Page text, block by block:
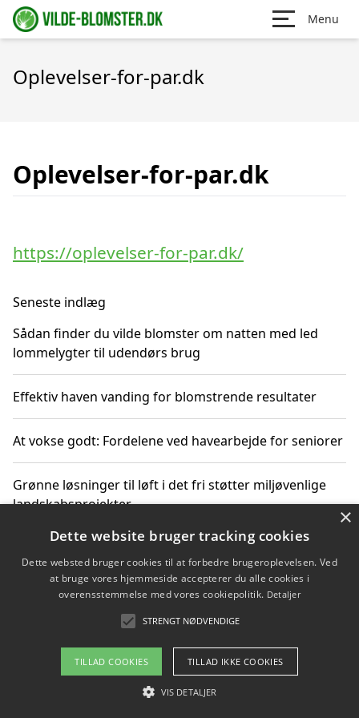
Menu
Oplevelser-for-par.dk
Oplevelser-for-par.dk
https://oplevelser-for-par.dk/
Seneste indlæg
Sådan finder du vilde blomster om natten med led
lommelygter til udendørs brug
Effektiv haven vanding for blomstrende resultater
At vokse godt: Fordelene ved havearbejde for seniorer
Grønne løsninger til løft i det fri støtter miljøvenlige
landskabsprojekter
Gør haven til et frirum for familien og naturen
Copyright 2026 - Pilanto Aps
Om / kontakt
Blog Betingelser
×
Dette website bruger tracking cookies
Dette websted bruger cookies til at forbedre brugeroplevelsen. Ved
at bruge vores hjemmeside accepterer du alle cookies i
overensstemmelse med vores cookiepolitik. Detaljer
STRENGT NØDVENDIGE
TILLAD COOKIES TILLAD IKKE COOKIES
VIS DETALJER